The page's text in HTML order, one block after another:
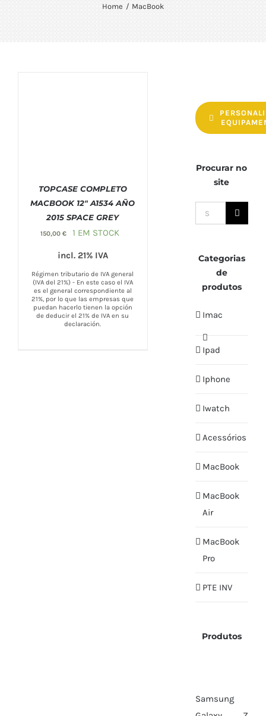
Home MacBook
COMPRAR / DETAILS
TOPCASE COMPLETO
MACBOOK 12″ A1534 AÑO
2015 SPACE GREY
150,00 € 1 EM STOCK
incl. 21% IVA
Régimen tributario de IVA general
(IVA del 21%) - En este caso el IVA
es el general correspondiente al
21%, por lo que las empresas que
puedan hacerlo tienen la opción
de deducir el 21% de IVA en su
declaración.
Procurar no
site
Search
for:
Categorias
de
produtos
Imac
Ipad
Iphone
Iwatch
Acessórios
MacBook
MacBook
Air
MacBook
Pro
PTE INV
Produtos
Samsung